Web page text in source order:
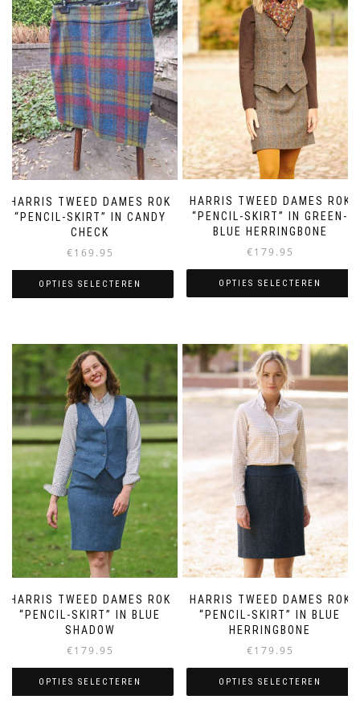
HARRIS TWEED DAMES ROK
“PENCIL-SKIRT” IN CANDY
CHECK
€169.95
OPTIES SELECTEREN
heeft
meerdere
variaties.
Deze
optie
kan
gekozen
worden
op
de
productpagina
HARRIS TWEED DAMES ROK
“PENCIL-SKIRT” IN GREEN-
BLUE HERRINGBONE
€179.95
OPTIES SELECTEREN
heeft
meerdere
variaties.
Deze
optie
kan
gekozen
worden
op
productpagina
HARRIS TWEED DAMES ROK
“PENCIL-SKIRT” IN BLUE
SHADOW
€179.95
OPTIES SELECTEREN
HARRIS TWEED DAMES ROK
“PENCIL-SKIRT” IN BLUE
HERRINGBONE
€179.95
OPTIES SELECTEREN